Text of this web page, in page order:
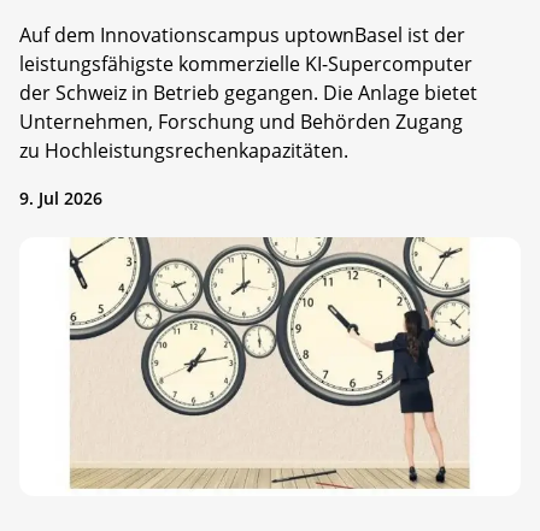
Auf dem Innovationscampus uptownBasel ist der
leistungsfähigste kommerzielle KI-Supercomputer
der Schweiz in Betrieb gegangen. Die Anlage bietet
Unternehmen, Forschung und Behörden Zugang
zu Hochleistungsrechenkapazitäten.
9. Jul 2026